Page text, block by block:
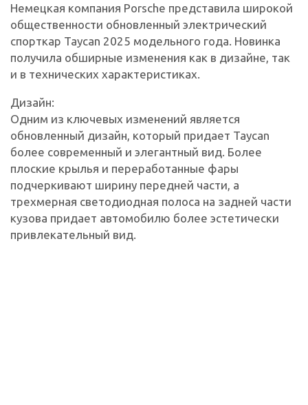
Немецкая компания Porsche представила широкой
общественности обновленный электрический
спорткар Taycan 2025 модельного года. Новинка
получила обширные изменения как в дизайне, так
и в технических характеристиках.
Дизайн:
Одним из ключевых изменений является
обновленный дизайн, который придает Taycan
более современный и элегантный вид. Более
плоские крылья и переработанные фары
подчеркивают ширину передней части, а
трехмерная светодиодная полоса на задней части
кузова придает автомобилю более эстетически
привлекательный вид.